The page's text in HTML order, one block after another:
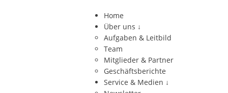
Home
Über uns ↓
Aufgaben & Leitbild
Team
Mitglieder & Partner
Geschäftsberichte
Service & Medien ↓